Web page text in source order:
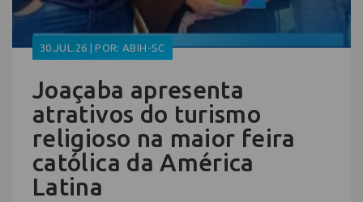
30.JUL.26 | POR: ABIH-SC
Joaçaba apresenta
atrativos do turismo
religioso na maior feira
católica da América
Latina